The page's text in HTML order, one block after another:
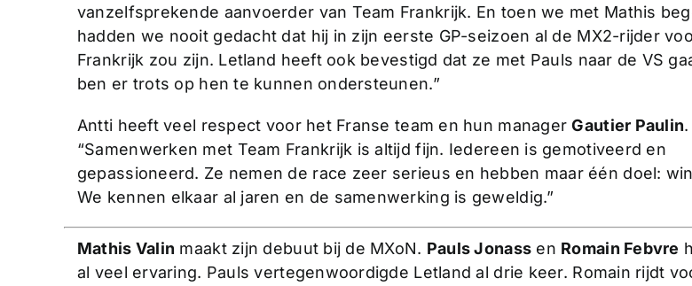
vanzelfsprekende aanvoerder van Team Frankrijk. En toen we met Mathis
hadden we nooit gedacht dat hij in zijn eerste GP-seizoen al de MX2-rijder
Frankrijk zou zijn. Letland heeft ook bevestigd dat ze met Pauls naar de VS
ben er trots op hen te kunnen ondersteunen.”
Antti heeft veel respect voor het Franse team en hun managerGautier Paulin.
“Samenwerken met Team Frankrijk is altijd fijn. Iedereen is gemotiveerd en
gepassioneerd. Ze nemen de race zeer serieus en hebben maar één doel:
We kennen elkaar al jaren en de samenwerking is geweldig.”
Mathis Valin maakt zijn debuut bij de MXoN. Pauls Jonass en Romain Febvre
al veel ervaring. Pauls vertegenwoordigde Letland al drie keer. Romain rijdt